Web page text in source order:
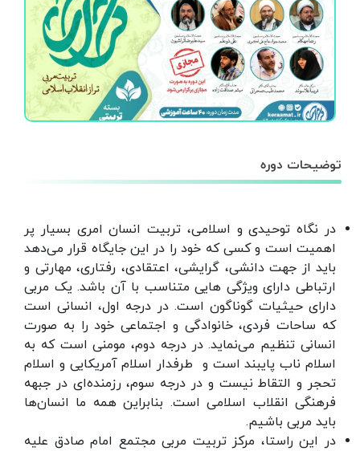
توضیحات دوره
در نگاه توحیدی و اسلامی، تربیت انسان امری بسیار پر
اهمیت است و کسی که خود را در این جایگاه قرار می‌دهد
باید از جهت دانشی، گرایشی، اعتقادی، رفتاری، مهارتی و
ارتباطی دارای ویژگی هایی متناسب با آن باشد. یک مربی
دارای حیثیات گوناگون است. در درجه اول، انسانی است
که ساحات فردی، خانوادگی و اجتماعی خود را به صورت
انسانی تنظیم می‌نماید. در درجه دوم، مومنی است که به
اسلام ناب پایبند است و طرفدار اسلام آمریکایی و اسلام
تحجر و التقاط نیست و در درجه سوم، رزمنده‌ای در جبهه
فرهنگی انقلاب اسلامی است. بنابراین همه ما انسان‌ها
باید مربی باشیم.
در این راستا، مرکز تربیت مربی مجتمع امام صادق علیه